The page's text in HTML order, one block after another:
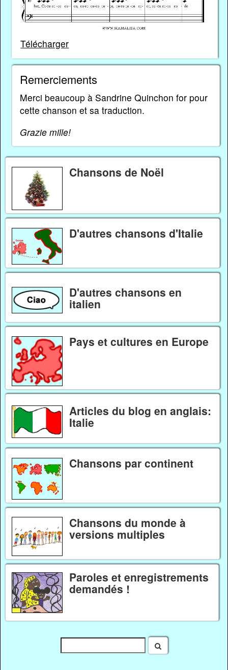
Télécharger
Remerciements
Merci beaucoup à Sandrine Quinchon for pour
cette chanson et sa traduction.
Grazie mille!
Chansons de Noël
D'autres chansons d'Italie
D'autres chansons en
italien
Pays et cultures en Europe
Articles du blog en anglais:
Italie
Chansons par continent
Chansons du monde à
versions multiples
Paroles et enregistrements
demandés !